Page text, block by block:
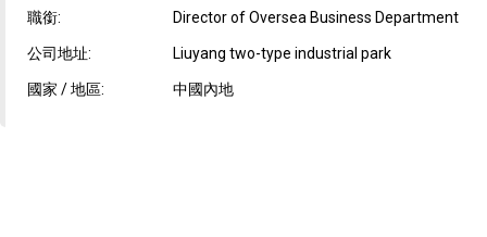
職銜: Director of Oversea Business Department
公司地址: Liuyang two-type industrial park
國家 / 地區: 中國內地